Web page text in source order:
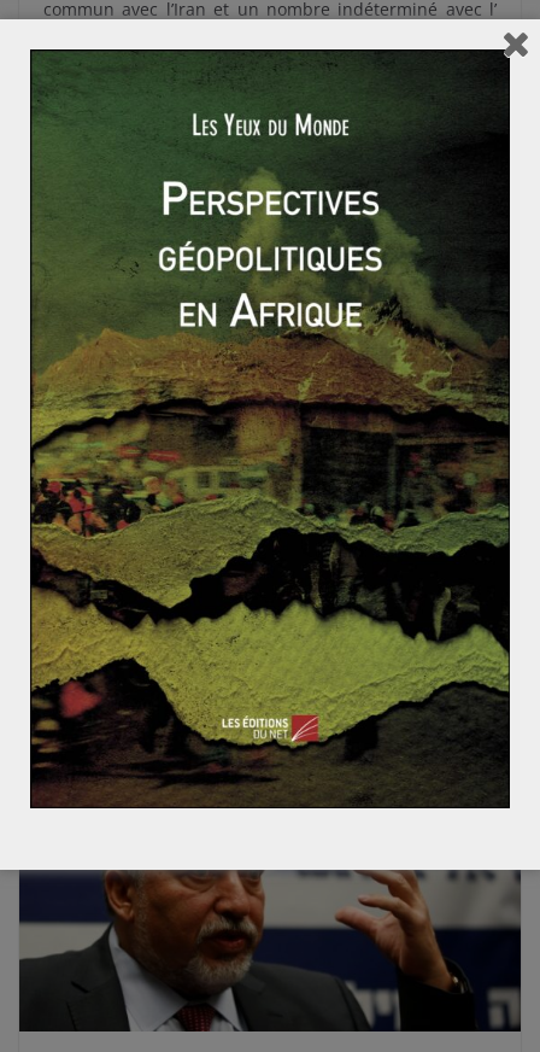
commun avec l’Iran et un nombre indéterminé avec l’
surexploitation pourraient émerger.
En conclusion …
Les revenus pétroliers sont cruciaux pour le
développement de l’état irakien. Une alliance avec la
Chine sur le modèle du « consensus de Pékin » pourrait
aider l’Irak dans la construction d’infrastructures et
participer à la sécurisation des approvisionnements
énergétiques chinois. Selon l’Agence Internationale de
l’Énergie (AIE), d’ici 2030, 1/3 de la production irakienne
sera exploitée par des entreprises chinoises ou enjoint
venture. L’Irak devra toutefois prendre en compte la
politique de quota de l’OPEP et un enjeu majeur se
profilant à court terme : le maintien des ressources
hydrauliques en Irak, indispensables aux processus
d’exploitation et de raffinage.
La Société des Nations : de l’espoir à l’échec.
The Weekly Recap – April 28th to May 4th